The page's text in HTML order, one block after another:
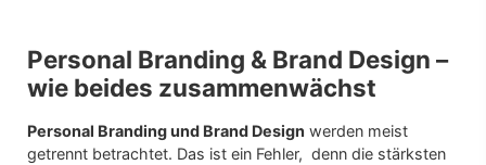
Personal Branding & Brand Design –
wie beides zusammenwächst
Personal Branding und Brand Design werden meist
getrennt betrachtet. Das ist ein Fehler, denn die stärksten